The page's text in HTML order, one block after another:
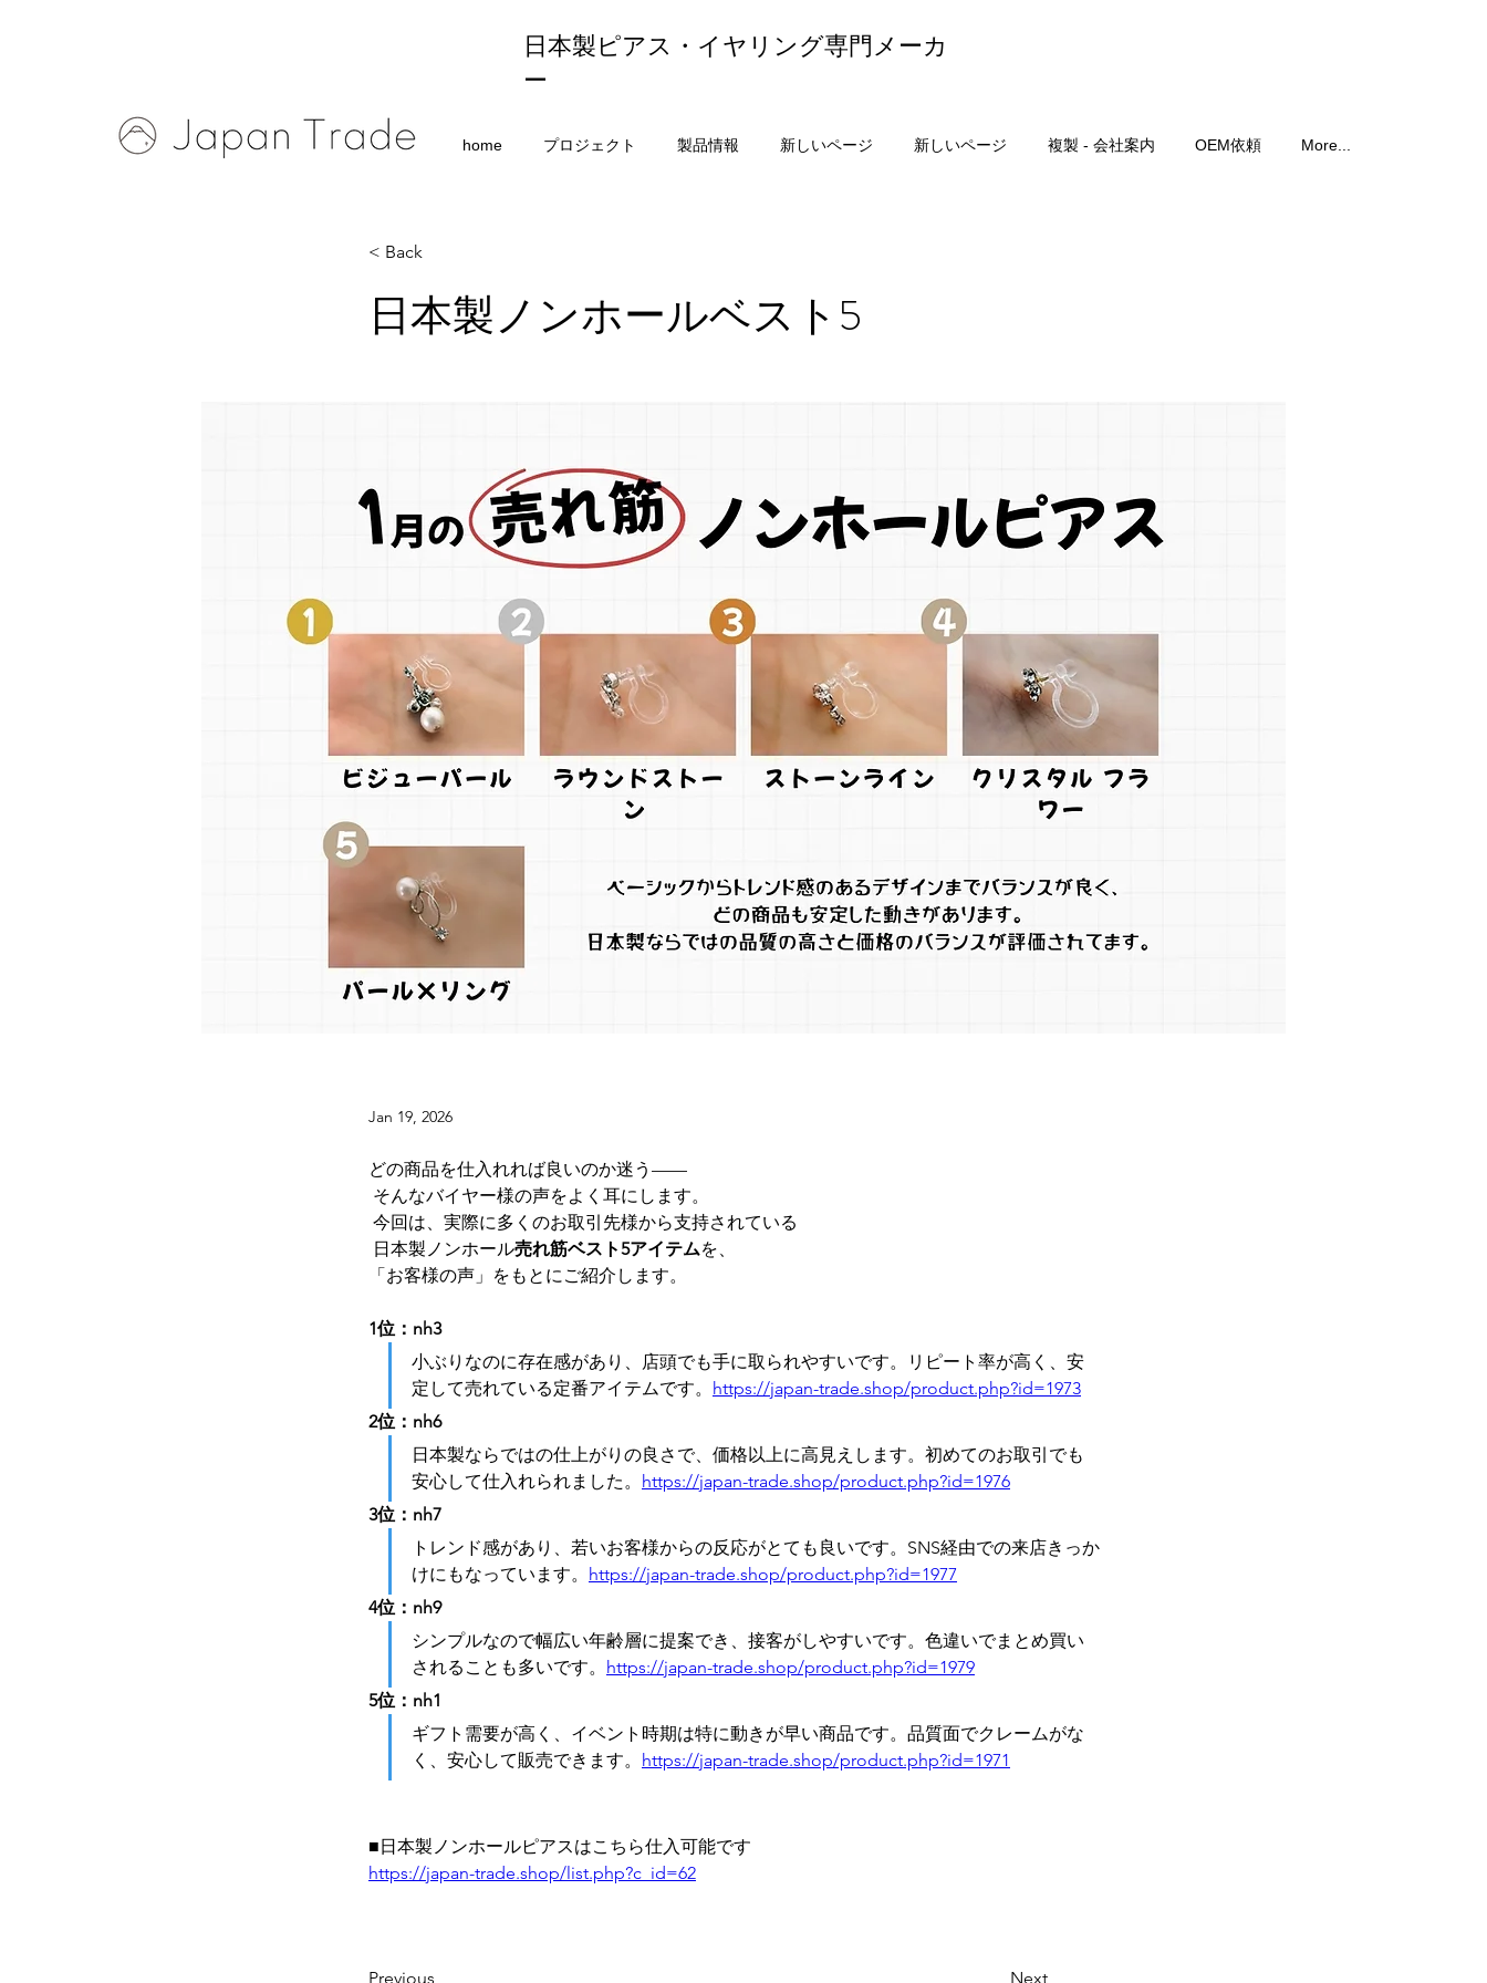
日本製ピアス・イヤリング専門メーカ
ー
home プロジェクト 製品情報 新しいページ 新しいページ 複製 - 会社案内 OEM依頼 More...
< Back
日本製ノンホールベスト5
Jan 19, 2026
どの商品を仕入れれば良いのか迷う——
そんなバイヤー様の声をよく耳にします。
今回は、実際に多くのお取引先様から支持されている
日本製ノンホール売れ筋ベスト5アイテムを、
「お客様の声」をもとにご紹介します。
1位：nh3
小ぶりなのに存在感があり、店頭でも手に取られやすいです。リピート率が高く、安
定して売れている定番アイテムです。 https://japan-trade.shop/product.php?id=1973
2位：nh6
日本製ならではの仕上がりの良さで、価格以上に高見えします。初めてのお取引でも
安心して仕入れられました。 https://japan-trade.shop/product.php?id=1976
3位：nh7
トレンド感があり、若いお客様からの反応がとても良いです。SNS経由での来店きっか
けにもなっています。 https://japan-trade.shop/product.php?id=1977
4位：nh9
シンプルなので幅広い年齢層に提案でき、接客がしやすいです。色違いでまとめ買い
されることも多いです。 https://japan-trade.shop/product.php?id=1979
5位：nh1
ギフト需要が高く、イベント時期は特に動きが早い商品です。品質面でクレームがな
く、安心して販売できます。 https://japan-trade.shop/product.php?id=1971
■日本製ノンホールピアスはこちら仕入可能です
https://japan-trade.shop/list.php?c_id=62
Previous Next